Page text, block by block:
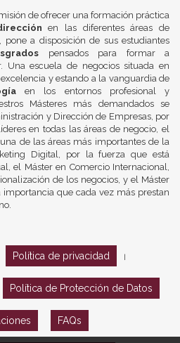
de ofrecer una formación práctica
en las diferentes áreas de
, pone a disposición de sus estudiantes
pensados para formar a
Una escuela de negocios situada en
y estando a la vanguardia de
en los entornos profesional y
Másteres más demandados se
y Dirección de Empresas, por
en todas las áreas de negocio, el
de las áreas más importantes de la
Digital, por la fuerza que está
el Máster en Comercio Internacional,
de los negocios, y el Máster
que cada vez más prestan
Política de privacidad
Política de Protección de Datos
FAQs